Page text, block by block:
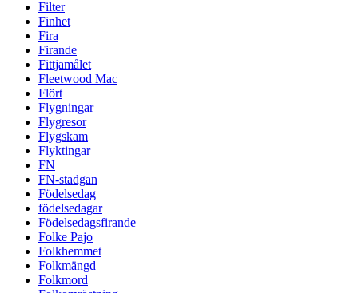
Filter
Finhet
Fira
Firande
Fittjamålet
Fleetwood Mac
Flört
Flygningar
Flygresor
Flygskam
Flyktingar
FN
FN-stadgan
Födelsedag
födelsedagar
Födelsedagsfirande
Folke Pajo
Folkhemmet
Folkmängd
Folkmord